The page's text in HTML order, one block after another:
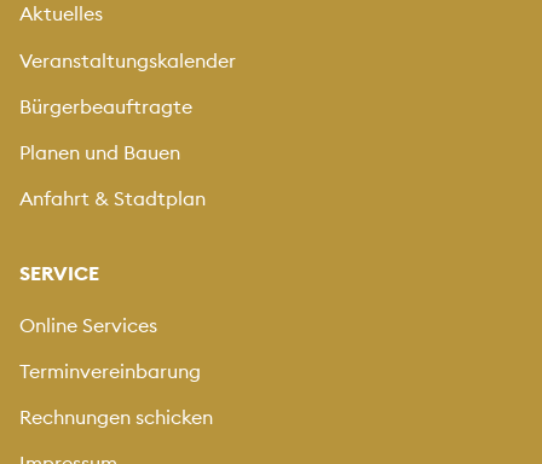
Aktuelles
Veranstaltungskalender
Bürgerbeauftragte
Planen und Bauen
Anfahrt & Stadtplan
SERVICE
Online Services
Terminvereinbarung
Rechnungen schicken